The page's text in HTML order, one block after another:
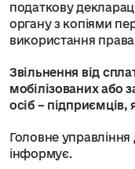
податкову
органу з копіями
використання
Звільнення від
мобілізованих або
осіб –
Головне
інформує.